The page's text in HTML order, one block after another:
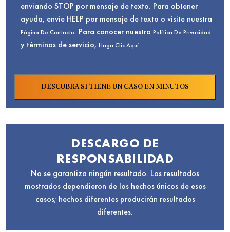
enviando STOP por mensaje de texto. Para obtener
ayuda, envíe HELP por mensaje de texto o visite nuestra
Página De Contacto. Para conocer nuestra Política De Privacidad
y términos de servicio, Haga Clic Aquí.
DESCARGO DE
RESPONSABILIDAD
No se garantiza ningún resultado. Los resultados
mostrados dependieron de los hechos únicos de esos
casos; hechos diferentes producirán resultados
diferentes.